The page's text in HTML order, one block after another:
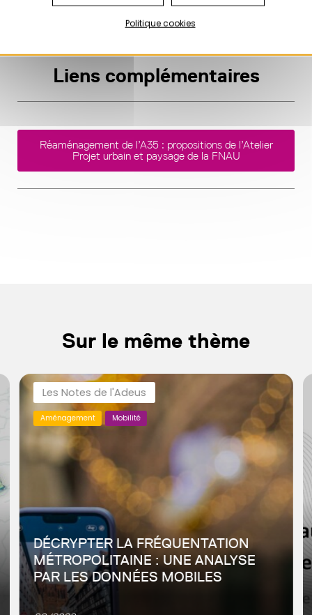
Liens complémentaires
Réaménagement de l’A35 : propositions de l’Atelier
Projet urbain et paysage de la FNAU
Sur le même thème
Les Notes de l'Adeus
Aménagement Mobilité
DÉCRYPTER LA FRÉQUENTATION
MÉTROPOLITAINE : UNE ANALYSE
PAR LES DONNÉES MOBILES
L’Eurométropole de Strasbourg concentre une forte
Politique cookies